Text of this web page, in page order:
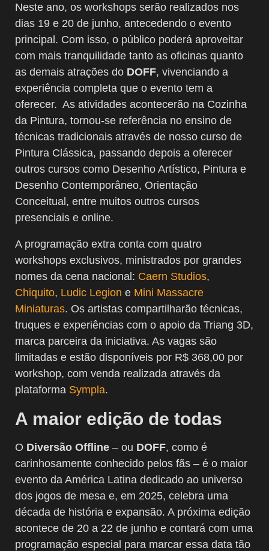
Neste ano, os workshops serão realizados nos
dias 19 e 20 de junho, antecedendo o evento
principal. Com isso, o público poderá aproveitar
com mais tranquilidade tanto as oficinas quanto
as demais atrações do DOFF, vivenciando a
experiência completa que o evento tem a
oferecer. As atividades acontecerão na Cozinha
da Pintura, tornou-se referência no ensino de
técnicas tradicionais através de nosso curso de
Pintura Clássica, passando depois a oferecer
outros cursos como Desenho Artístico, Pintura e
Desenho Contemporâneo, Orientação
Conceitual, entre muitos outros cursos
presenciais e online.
A programação extra conta com quatro
workshops exclusivos, ministrados por grandes
nomes da cena nacional: Caern Studios,
Chiquito, Ludic Legion e Mini Massacre
Miniaturas. Os artistas compartilharão técnicas,
truques e experiências com o apoio da Triang 3D,
marca parceira da iniciativa. As vagas são
limitadas e estão disponíveis por R$ 368,00 por
workshop, com venda realizada através da
plataforma Sympla.
A maior edição de todas
O Diversão Offline – ou DOFF, como é
carinhosamente conhecido pelos fãs – é o maior
evento da América Latina dedicado ao universo
dos jogos de mesa e, em 2025, celebra uma
década de história e expansão. A próxima edição
acontece de 20 a 22 de junho e contará com uma
programação especial para marcar essa data tão